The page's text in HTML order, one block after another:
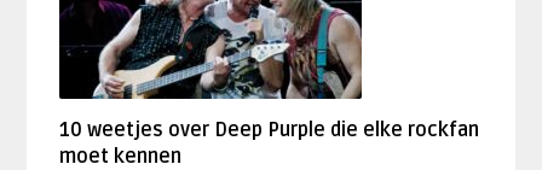
10 weetjes over Deep Purple die elke rockfan
moet kennen